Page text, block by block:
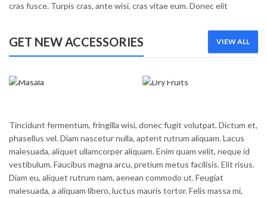
cras fusce. Turpis cras, ante wisi, cras vitae eum. Donec elit
GET NEW ACCESSORIES VIEW ALL
Tincidunt fermentum, fringilla wisi, donec fugit volutpat. Dictum et,
phasellus vel. Diam nascetur nulla, aptent rutrum aliquam. Lacus
malesuada, aliquet ullamcorper aliquam. Enim quam velit, neque id
vestibulum. Faucibus magna arcu, pretium metus facilisis. Elit risus.
Diam eu, aliquet rutrum nam, aenean commodo ut. Feugiat
malesuada, a aliquam libero, luctus mauris tortor. Felis massa mi,